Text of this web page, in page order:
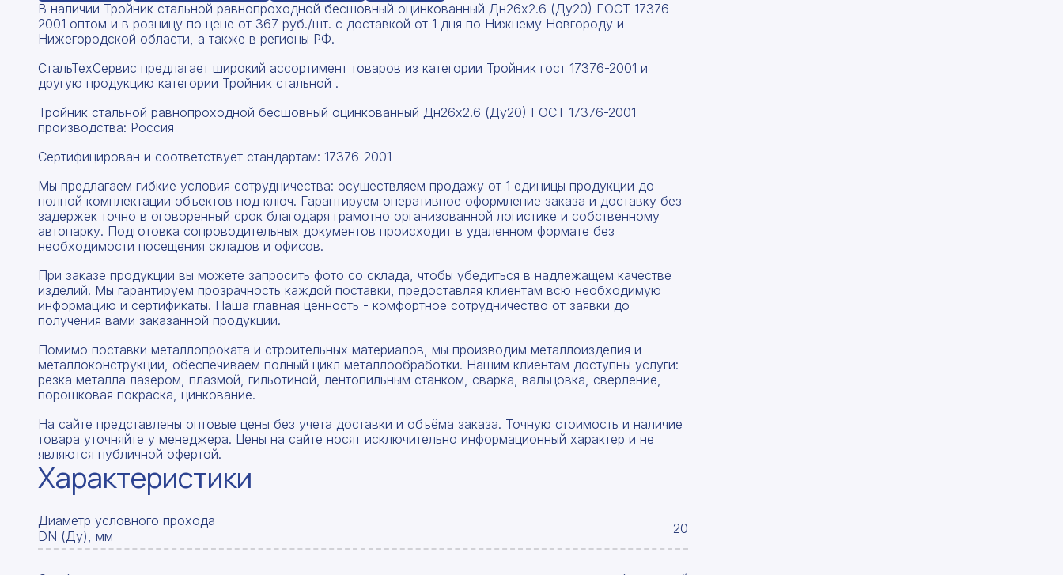
В наличии Тройник стальной равнопроходной бесшовный оцинкованный Дн26х2.6 (Ду20) ГОСТ 17376-
2001 оптом и в розницу по цене от 367 руб./шт. с доставкой от 1 дня по Нижнему Новгороду и
Нижегородской области, а также в регионы РФ.
СтальТехСервис предлагает широкий ассортимент товаров из категории Тройник гост 17376-2001 и
другую продукцию категории Тройник стальной .
Тройник стальной равнопроходной бесшовный оцинкованный Дн26х2.6 (Ду20) ГОСТ 17376-2001
производства: Россия
Сертифицирован и соответствует стандартам: 17376-2001
Мы предлагаем гибкие условия сотрудничества: осуществляем продажу от 1 единицы продукции до
полной комплектации объектов под ключ. Гарантируем оперативное оформление заказа и доставку без
задержек точно в оговоренный срок благодаря грамотно организованной логистике и собственному
автопарку. Подготовка сопроводительных документов происходит в удаленном формате без
необходимости посещения складов и офисов.
При заказе продукции вы можете запросить фото со склада, чтобы убедиться в надлежащем качестве
изделий. Мы гарантируем прозрачность каждой поставки, предоставляя клиентам всю необходимую
информацию и сертификаты. Наша главная ценность - комфортное сотрудничество от заявки до
получения вами заказанной продукции.
Помимо поставки металлопроката и строительных материалов, мы производим металлоизделия и
металлоконструкции, обеспечиваем полный цикл металлообработки. Нашим клиентам доступны услуги:
резка металла лазером, плазмой, гильотиной, лентопильным станком, сварка, вальцовка, сверление,
порошковая покраска, цинкование.
На сайте представлены оптовые цены без учета доставки и объёма заказа. Точную стоимость и наличие
товара уточняйте у менеджера. Цены на сайте носят исключительно информационный характер и не
являются публичной офертой.
Характеристики
Диаметр условного прохода
DN (Ду), мм
20